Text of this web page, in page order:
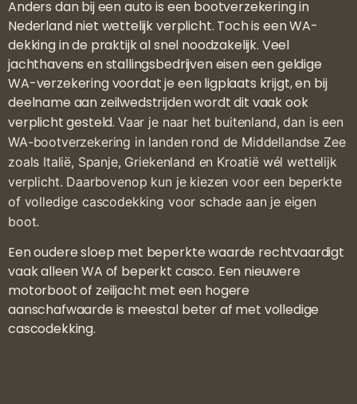
Anders dan bij een auto is een bootverzekering in
Nederland niet wettelijk verplicht. Toch is een WA-
dekking in de praktijk al snel noodzakelijk. Veel
jachthavens en stallingsbedrijven eisen een geldige
WA-verzekering voordat je een ligplaats krijgt, en bij
deelname aan zeilwedstrijden wordt dit vaak ook
verplicht gesteld. Vaar je naar het buitenland, dan is een
WA-bootverzekering in landen rond de Middellandse Zee
zoals Italië, Spanje, Griekenland en Kroatië wél wettelijk
verplicht. Daarbovenop kun je kiezen voor een beperkte
of volledige cascodekking voor schade aan je eigen
boot.
Een oudere sloep met beperkte waarde rechtvaardigt
vaak alleen WA of beperkt casco. Een nieuwere
motorboot of zeiljacht met een hogere
aanschafwaarde is meestal beter af met volledige
cascodekking.